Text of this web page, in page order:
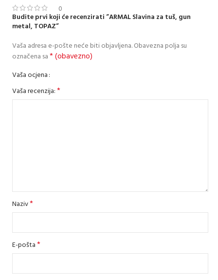
0
Budite prvi koji će recenzirati “ARMAL Slavina za tuš, gun
metal, TOPAZ”
Vaša adresa e-pošte neće biti objavljena.Obavezna polja su
označena sa* (obavezno)
Vaša ocjena
Vaša recenzija:*
Naziv*
E-pošta*